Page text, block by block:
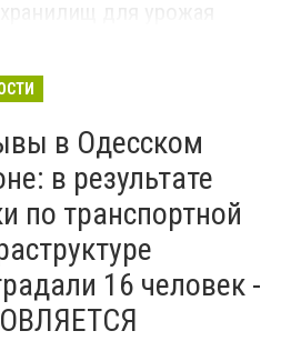
в Одесском
в результате
по транспортной
16 человек -